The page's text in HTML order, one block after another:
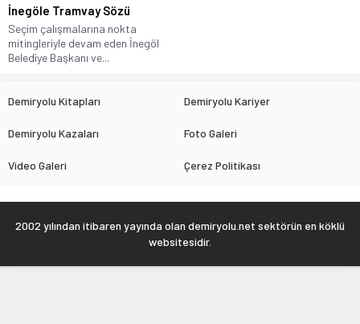
İnegöle Tramvay Sözü
Seçim çalışmalarına nokta
mitingleriyle devam eden İnegöl
Belediye Başkanı ve...
Demiryolu Kitapları Demiryolu Kariyer
Demiryolu Kazaları Foto Galeri
Video Galeri Çerez Politikası
2002 yılından itibaren yayında olan demiryolu.net sektörün en köklü
websitesidir.